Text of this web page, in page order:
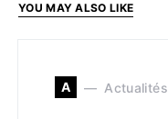
YOU MAY ALSO LIKE
A Actualités